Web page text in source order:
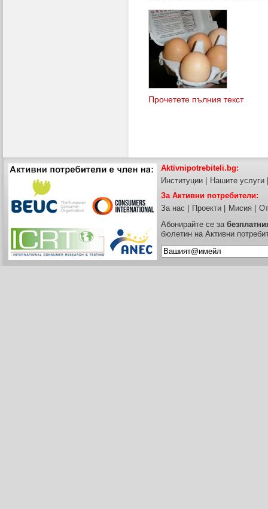
Прочетете пълния текст
Aktivnipotrebiteli.bg:
Институции
Нашите услуги
За Активни потребители:
За нас
Проекти Мисия
Абонирайте се за
бюлетин на Активни